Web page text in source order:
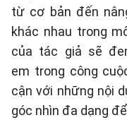
từ cơ bản đến
khác nhau trong
của tác giả sẽ
em trong công
cận với những nội
góc nhìn đa dạng